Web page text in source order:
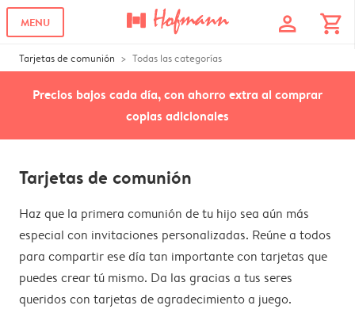
MENU profile shopping_cart
Tarjetas de comunión Todas las categorías
Precios bajos cada día, con ahorro extra al comprar
copias adicionales
Tarjetas de comunión
Haz que la primera comunión de tu hijo sea aún más
especial con invitaciones personalizadas. Reúne a todos
para compartir ese día tan importante con tarjetas que
puedes crear tú mismo. Da las gracias a tus seres
queridos con tarjetas de agradecimiento a juego.